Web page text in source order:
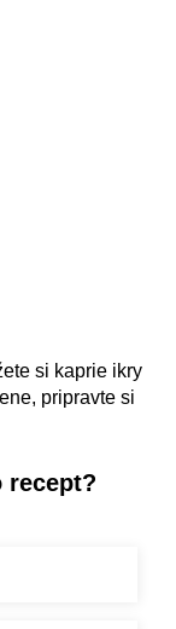
si kaprie ikry
pripravte si
recept?